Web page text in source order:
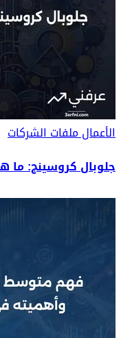
الأعمالملفات الشركات
جلوبال كروسينج: ما